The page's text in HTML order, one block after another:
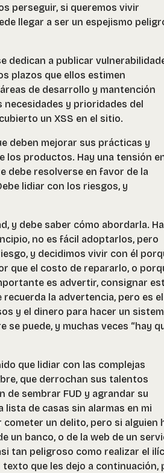
perseguir, si queremos vivir
llegar a ser un espejismo
dedican a publicar
plazos que ellos estimen
de desarrollo y mantención
y prioridades del
un XSS en el sitio.
deben mejorar sus prácticas y
los productos. Hay una tensión
debe resolverse en favor de la
lidiar con los riesgos, y
y debe saber cómo abordarla.
no es fácil adoptarlos, pero
y decidimos vivir con él
que el costo de repararlo, o
es advertir, consignar
la advertencia, pero es el
y el dinero para hacer un
puede, y muchas veces “hay
que lidiar con las complejas
que derrochan sus talentos
de sembrar FUD y agrandar su
lista de casas sin alarmas en mi
un delito, pero si alguien
un banco, o de la web de un
tan peligroso como realizar el
texto que les dejo a continuación,